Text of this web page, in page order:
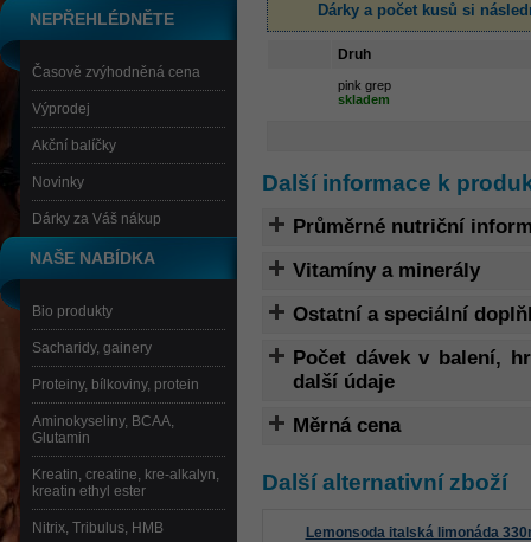
Dárky a počet kusů si
Druh
pink grep
skladem
Další informace k
Průměrné nutriční
Vitamíny a minerály
Ostatní a speciální
Počet dávek v balení,
další údaje
Měrná cena
Další alternativní zboží
Lemonsoda italská limonáda
NEPŘEHLÉDNĚTE
Časově zvýhodněná cena
Výprodej
Akční balíčky
Novinky
Dárky za Váš nákup
NAŠE NABÍDKA
Bio produkty
Sacharidy, gainery
Proteiny, bílkoviny, protein
Aminokyseliny, BCAA,
Glutamin
Kreatin, creatine, kre-alkalyn,
kreatin ethyl ester
Nitrix, Tribulus, HMB